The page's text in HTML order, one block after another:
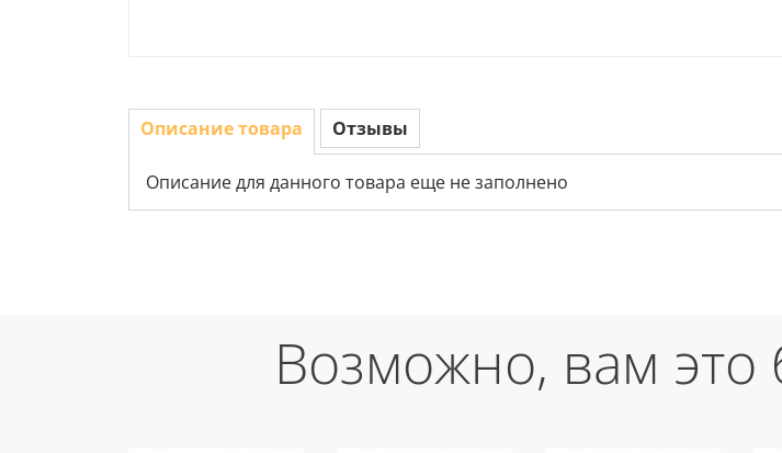
Описание товара Отзывы
Описание для данного товара еще не заполнено
Возможно, вам это